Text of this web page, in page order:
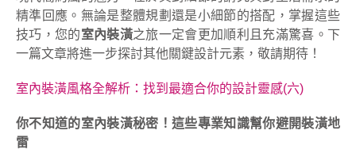
精準回應。無論是整體規劃還是小細節的搭配，掌握這些
技巧，您的室內裝潢之旅一定會更加順利且充滿驚喜。下
一篇文章將進一步探討其他關鍵設計元素，敬請期待！
室內裝潢風格全解析：找到最適合你的設計靈感(六)
你不知道的室內裝潢秘密！這些專業知識幫你避開裝潢地
雷